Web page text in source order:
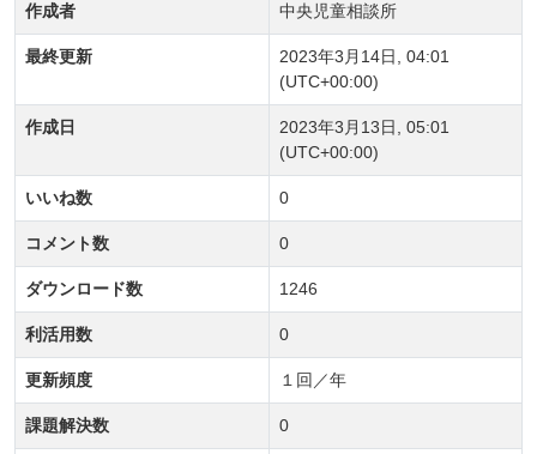
作成者 中央児童相談所
最終更新
2023年3月14日, 04:01
(UTC+00:00)
作成日
2023年3月13日, 05:01
(UTC+00:00)
いいね数 0
コメント数 0
ダウンロード数 1246
利活用数 0
更新頻度 １回／年
課題解決数 0